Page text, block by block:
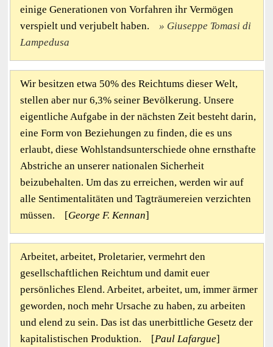
einige Generationen von Vorfahren ihr Vermögen
verspielt und verjubelt haben.
Giuseppe Tomasi di
Lampedusa
Wir besitzen etwa 50% des Reichtums dieser Welt,
stellen aber nur 6,3% seiner Bevölkerung. Unsere
eigentliche Aufgabe in der nächsten Zeit besteht darin,
eine Form von Beziehungen zu finden, die es uns
erlaubt, diese Wohlstandsunterschiede ohne ernsthafte
Abstriche an unserer nationalen Sicherheit
beizubehalten. Um das zu erreichen, werden wir auf
alle Sentimentalitäten und Tagträumereien verzichten
müssen. [George F. Kennan]
Arbeitet, arbeitet, Proletarier, vermehrt den
gesellschaftlichen Reichtum und damit euer
persönliches Elend. Arbeitet, arbeitet, um, immer ärmer
geworden, noch mehr Ursache zu haben, zu arbeiten
und elend zu sein. Das ist das unerbittliche Gesetz der
kapitalistischen Produktion. [Paul Lafargue]